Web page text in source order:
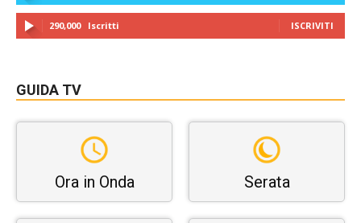
290,000 Iscritti ISCRIVITI
GUIDA TV
Ora in Onda Serata